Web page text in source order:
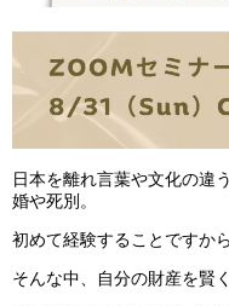
日本を離れ言葉や文化の違
婚や死別。
初めて経験することですか
そんな中、自分の財産を賢